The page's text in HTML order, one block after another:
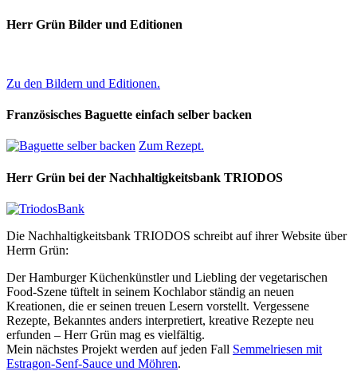
Herr Grün Bilder und Editionen
Zu den Bildern und Editionen.
Französisches Baguette einfach selber backen
Zum Rezept.
Herr Grün bei der Nachhaltigkeitsbank TRIODOS
Die Nachhaltigkeitsbank TRIODOS schreibt auf ihrer Website über
Herrn Grün:
Der Hamburger Küchenkünstler und Liebling der vegetarischen
Food-Szene tüftelt in seinem Kochlabor ständig an neuen
Kreationen, die er seinen treuen Lesern vorstellt. Vergessene
Rezepte, Bekanntes anders interpretiert, kreative Rezepte neu
erfunden – Herr Grün mag es vielfältig.
Mein nächstes Projekt werden auf jeden Fall Semmelriesen mit
Estragon-Senf-Sauce und Möhren.